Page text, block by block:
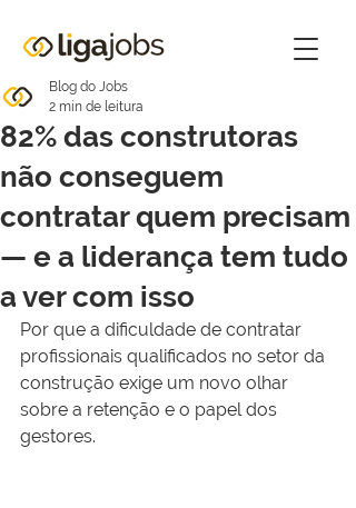
82% das construtoras
não conseguem
contratar quem precisam
— e a liderança tem tudo
a ver com isso
Blog do Jobs
2 min de leitura
Por que a dificuldade de contratar
profissionais qualificados no setor da
construção exige um novo olhar
sobre a retenção e o papel dos
gestores.